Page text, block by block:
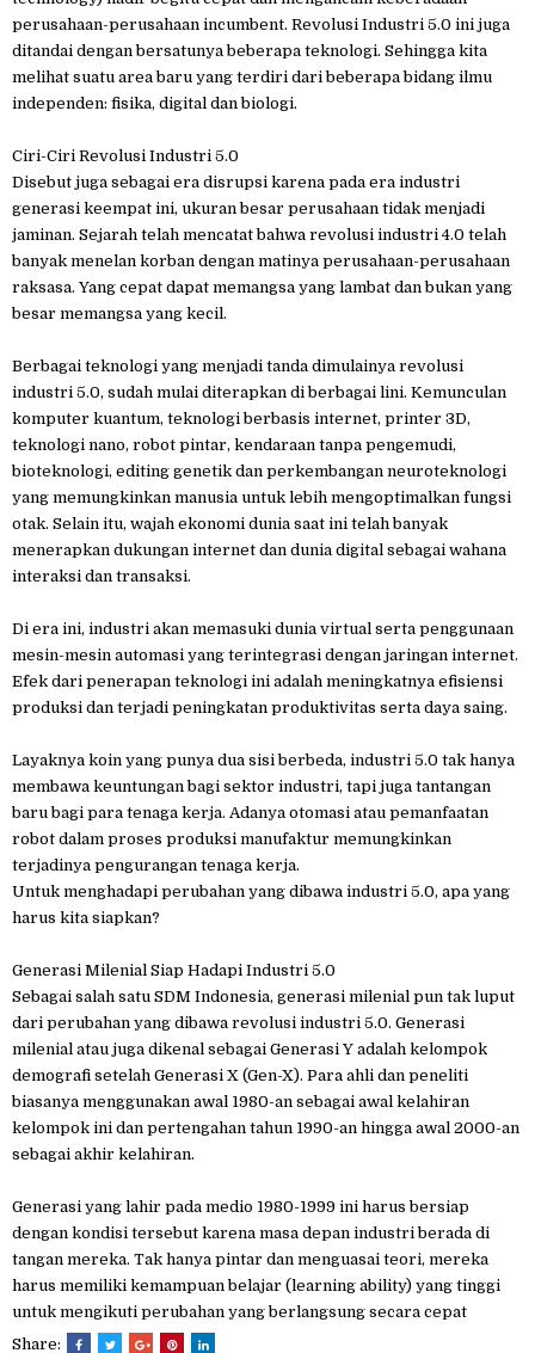
perusahaan-perusahaan incumbent. Revolusi Industri 5.0 ini juga
ditandai dengan bersatunya beberapa teknologi. Sehingga kita
melihat suatu area baru yang terdiri dari beberapa bidang ilmu
independen: fisika, digital dan biologi.
Ciri-Ciri Revolusi Industri 5.0
Disebut juga sebagai era disrupsi karena pada era industri
generasi keempat ini, ukuran besar perusahaan tidak menjadi
jaminan. Sejarah telah mencatat bahwa revolusi industri 4.0 telah
banyak menelan korban dengan matinya perusahaan-perusahaan
raksasa. Yang cepat dapat memangsa yang lambat dan bukan yang
besar memangsa yang kecil.
Berbagai teknologi yang menjadi tanda dimulainya revolusi
industri 5.0, sudah mulai diterapkan di berbagai lini. Kemunculan
komputer kuantum, teknologi berbasis internet, printer 3D,
teknologi nano, robot pintar, kendaraan tanpa pengemudi,
bioteknologi, editing genetik dan perkembangan neuroteknologi
yang memungkinkan manusia untuk lebih mengoptimalkan fungsi
otak. Selain itu, wajah ekonomi dunia saat ini telah banyak
menerapkan dukungan internet dan dunia digital sebagai wahana
interaksi dan transaksi.
Di era ini, industri akan memasuki dunia virtual serta penggunaan
mesin-mesin automasi yang terintegrasi dengan jaringan internet.
Efek dari penerapan teknologi ini adalah meningkatnya efisiensi
produksi dan terjadi peningkatan produktivitas serta daya saing.
Layaknya koin yang punya dua sisi berbeda, industri 5.0 tak hanya
membawa keuntungan bagi sektor industri, tapi juga tantangan
baru bagi para tenaga kerja. Adanya otomasi atau pemanfaatan
robot dalam proses produksi manufaktur memungkinkan
terjadinya pengurangan tenaga kerja.
Untuk menghadapi perubahan yang dibawa industri 5.0, apa yang
harus kita siapkan?
Generasi Milenial Siap Hadapi Industri 5.0
Sebagai salah satu SDM Indonesia, generasi milenial pun tak luput
dari perubahan yang dibawa revolusi industri 5.0. Generasi
milenial atau juga dikenal sebagai Generasi Y adalah kelompok
demografi setelah Generasi X (Gen-X). Para ahli dan peneliti
biasanya menggunakan awal 1980-an sebagai awal kelahiran
kelompok ini dan pertengahan tahun 1990-an hingga awal 2000-an
sebagai akhir kelahiran.
Generasi yang lahir pada medio 1980-1999 ini harus bersiap
dengan kondisi tersebut karena masa depan industri berada di
tangan mereka. Tak hanya pintar dan menguasai teori, mereka
harus memiliki kemampuan belajar (learning ability) yang tinggi
untuk mengikuti perubahan yang berlangsung secara cepat
Share: